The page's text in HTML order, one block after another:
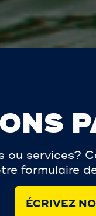
ou services?
formulaire
ÉCRIVEZ